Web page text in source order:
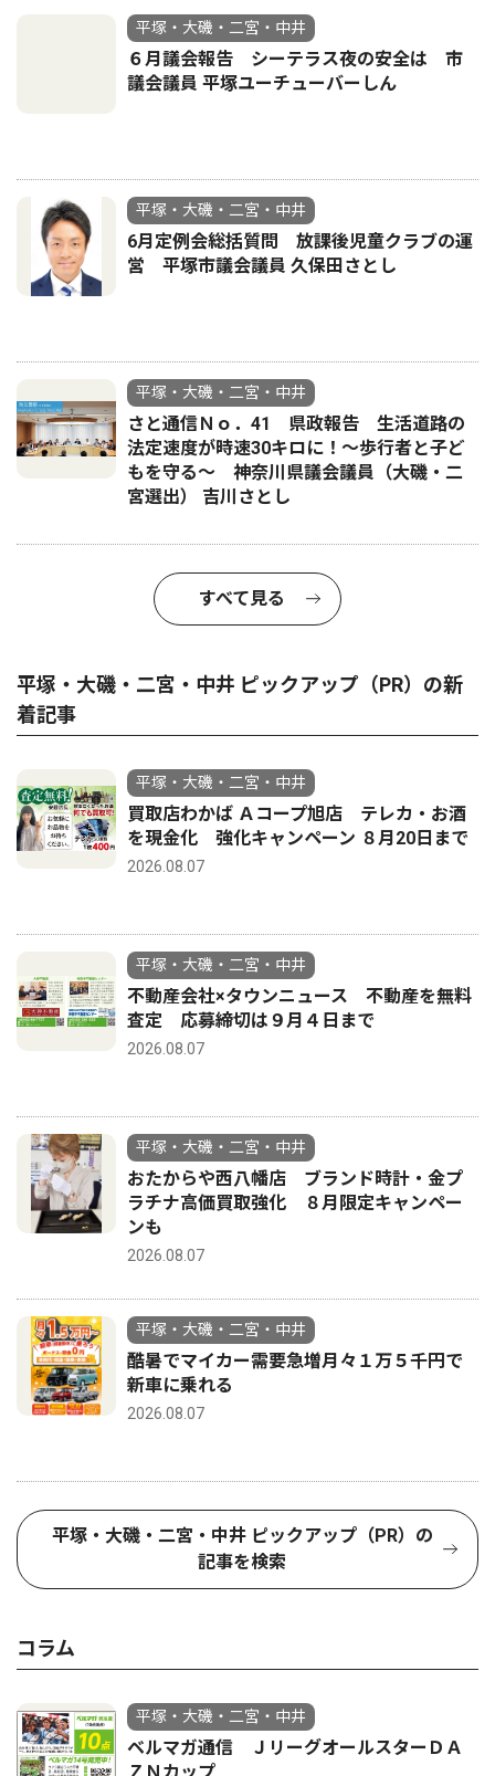
平塚・大磯・二宮・中井
６月議会報告 シーテラス夜の安全は 市
議会議員 平塚ユーチューバーしん
平塚・大磯・二宮・中井
6月定例会総括質問 放課後児童クラブの運
営 平塚市議会議員 久保田さとし
平塚・大磯・二宮・中井
さと通信Ｎｏ．41 県政報告 生活道路の
法定速度が時速30キロに！〜歩行者と子ど
もを守る〜 神奈川県議会議員（大磯・二
宮選出） 吉川さとし
すべて見る
平塚・大磯・二宮・中井 ピックアップ（PR）の新
着記事
平塚・大磯・二宮・中井
買取店わかば Ａコープ旭店 テレカ・お酒
を現金化 強化キャンペーン ８月20日まで
2026.08.07
平塚・大磯・二宮・中井
不動産会社×タウンニュース 不動産を無料
査定 応募締切は９月４日まで
2026.08.07
平塚・大磯・二宮・中井
おたからや西八幡店 ブランド時計・金プ
ラチナ高価買取強化 ８月限定キャンペー
ンも
2026.08.07
平塚・大磯・二宮・中井
酷暑でマイカー需要急増月々１万５千円で
新車に乗れる
2026.08.07
平塚・大磯・二宮・中井 ピックアップ（PR）の
記事を検索
コラム
平塚・大磯・二宮・中井
ベルマガ通信 ＪリーグオールスターＤＡ